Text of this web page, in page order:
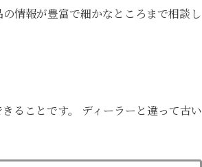
の情報が豊富で細かなところまで相談し
ることです。 ディーラーと違って古い